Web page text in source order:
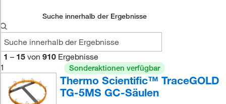
Suche innerhalb der Ergebnisse
1 – 15 von 910 Ergebnisse
1
Sonderaktionen verfügbar
Thermo Scientific™ TraceGOLD
TG-5MS GC-Säulen